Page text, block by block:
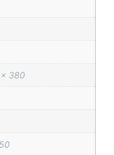
380